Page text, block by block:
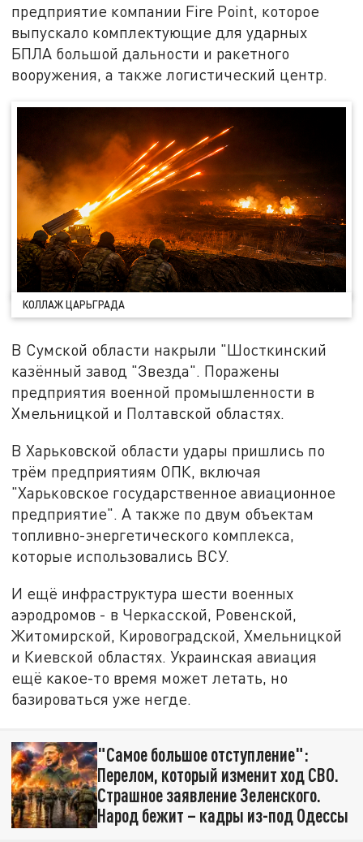
предприятие компании Fire Point, которое
выпускало комплектующие для ударных
БПЛА большой дальности и ракетного
вооружения, а также логистический центр.
КОЛЛАЖ ЦАРЬГРАДА
В Сумской области накрыли "Шосткинский
казённый завод "Звезда". Поражены
предприятия военной промышленности в
Хмельницкой и Полтавской областях.
В Харьковской области удары пришлись по
трём предприятиям ОПК, включая
"Харьковское государственное авиационное
предприятие". А также по двум объектам
топливно-энергетического комплекса,
которые использовались ВСУ.
И ещё инфраструктура шести военных
аэродромов - в Черкасской, Ровенской,
Житомирской, Кировоградской, Хмельницкой
и Киевской областях. Украинская авиация
ещё какое-то время может летать, но
базироваться уже негде.
"Самое большое отступление":
Перелом, который изменит ход СВО.
Страшное заявление Зеленского.
Народ бежит – кадры из-под Одессы